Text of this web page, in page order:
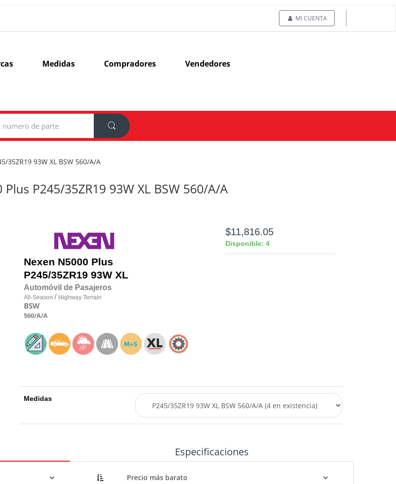
MI CUENTA
Medidas Compradores Vendedores
35ZR19 93W XL BSW 560/A/A
P245/35ZR19 93W XL BSW 560/A/A
Nexen N5000 Plus
P245/35ZR19 93W XL
Automóvil de Pasajeros
All-Season / Highway Terrain
BSW
560/A/A
$11,816.05
Disponible: 4
Medidas
Especificaciones